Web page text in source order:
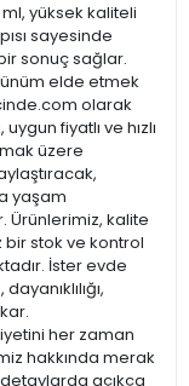
yüksek kaliteli
sayesinde
sonuç sağlar.
elde etmek
olarak
fiyatlı ve hızlı
üzere
yaşam
Ürünlerimiz, kalite
bir stok ve kontrol
İster evde
her zaman
hakkında merak
açıkça